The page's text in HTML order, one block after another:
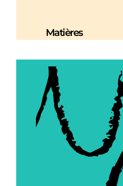
Matières